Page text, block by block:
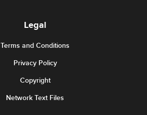
Legal
Terms and Conditions
Privacy Policy
Copyright
Network Text Files